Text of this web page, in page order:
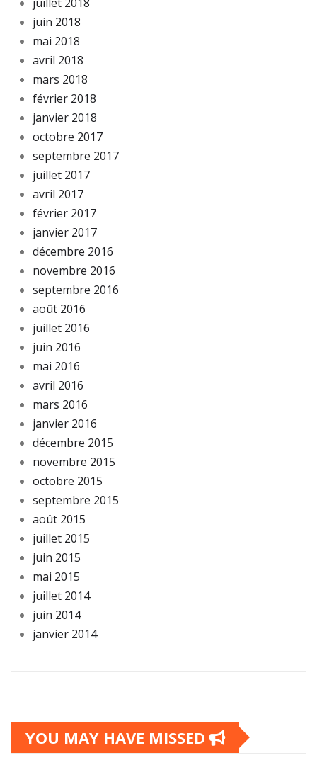
juin 2018
mai 2018
avril 2018
mars 2018
février 2018
janvier 2018
octobre 2017
septembre 2017
juillet 2017
avril 2017
février 2017
janvier 2017
décembre 2016
novembre 2016
septembre 2016
août 2016
juillet 2016
juin 2016
mai 2016
avril 2016
mars 2016
janvier 2016
décembre 2015
novembre 2015
octobre 2015
septembre 2015
août 2015
juillet 2015
juin 2015
mai 2015
juillet 2014
juin 2014
janvier 2014
YOU MAY HAVE MISSED